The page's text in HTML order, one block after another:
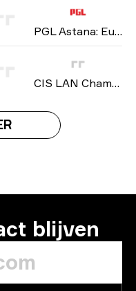
PGL Astana: European Closed Qualifier 2026
CIS LAN Championship: Season 3 2026
blijven